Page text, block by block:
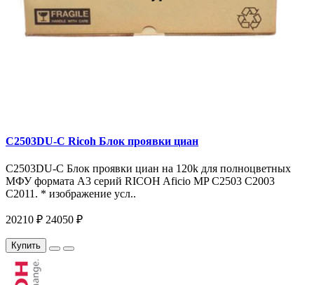
C2503DU-C Ricoh Блок проявки циан
C2503DU-C Блок проявки циан на 120k для полноцветных
МФУ формата A3 серий RICOH Aficio MP C2503 C2003
C2011. * изображение усл..
20210 ₽ 24050 ₽
Купить